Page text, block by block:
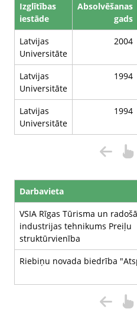
Izglītības
iestāde
Absolvēšanas
gads
Latvijas
Universitāte
2004
Latvijas
Universitāte
1994
Latvijas
Universitāte
1994
Darbavieta
VSIA Rīgas Tūrisma un
industrijas tehnikums Preiļu
struktūrvienība
Riebiņu novada biedrība